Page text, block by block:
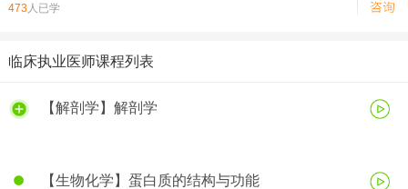
473人已学
临床执业医师课程列表
【解剖学】解剖学
【生物化学】蛋白质的结构与功能